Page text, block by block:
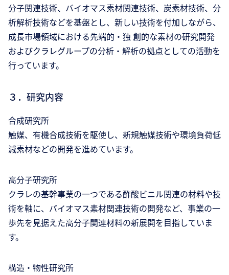
分子関連技術、バイオマス素材関連技術、炭素材技術、分
析解析技術などを基盤とし、新しい技術を付加しながら、
成長市場領域における先端的・独 創的な素材の研究開発
およびクラレグループの分析・解析の拠点としての活動を
行っています。
３．研究内容
合成研究所
触媒、有機合成技術を駆使し、新規触媒技術や環境負荷低
減素材などの開発を進めています。
高分子研究所
クラレの基幹事業の一つである酢酸ビニル関連の材料や技
術を軸に、バイオマス素材関連技術の開発など、事業の一
歩先を見据えた高分子関連材料の新展開を目指していま
す。
構造・物性研究所